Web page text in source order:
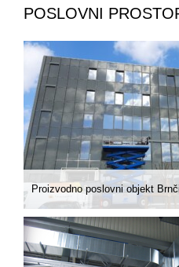
POSLOVNI
Proizvodno poslovni objekt